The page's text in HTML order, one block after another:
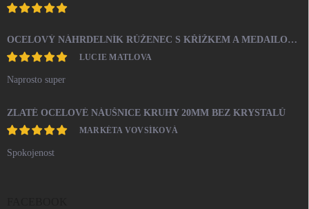
OCELOVÝ NÁHRDELNÍK RŮŽENEC S KŘÍŽKEM A MEDAILONEM
LUCIE MATLOVA
Naprosto super
ZLATÉ OCELOVÉ NÁUŠNICE KRUHY 20MM BEZ KRYSTALŮ
MARKÉTA VOVSÍKOVÁ
Spokojenost